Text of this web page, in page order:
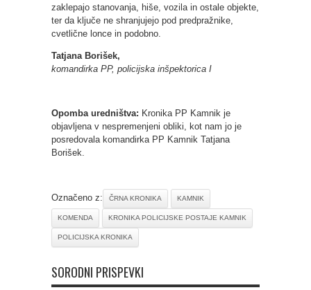
zaklepajo stanovanja, hiše, vozila in ostale objekte,
ter da ključe ne shranjujejo pod predpražnike,
cvetlične lonce in podobno.
Tatjana Borišek,
komandirka PP, policijska inšpektorica I
Opomba uredništva: Kronika PP Kamnik je
objavljena v nespremenjeni obliki, kot nam jo je
posredovala komandirka PP Kamnik Tatjana
Borišek.
Označeno z: ČRNA KRONIKA KAMNIK
KOMENDA KRONIKA POLICIJSKE POSTAJE KAMNIK
POLICIJSKA KRONIKA
SORODNI PRISPEVKI